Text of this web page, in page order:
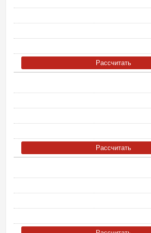
Рассчитать
Рассчитать